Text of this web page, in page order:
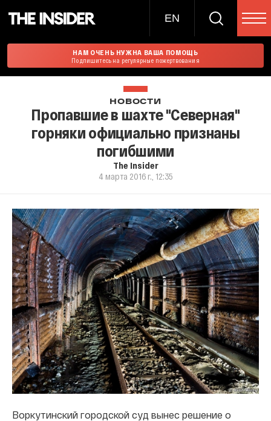
EN
НАМ ОЧЕНЬ НУЖНА ВАША ПОМОЩЬ
Подпишитесь на регулярные пожертвования
НОВОСТИ
Пропавшие в шахте "Северная"
горняки официально признаны
погибшими
The Insider
4 марта 2016 г., 12:35
Воркутинский городской суд вынес решение о